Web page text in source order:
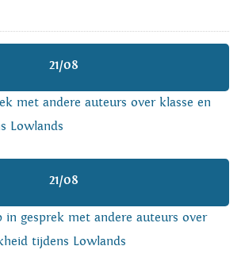
21/08
met andere auteurs over klasse en
Lowlands
21/08
in gesprek met andere auteurs over
tijdens Lowlands